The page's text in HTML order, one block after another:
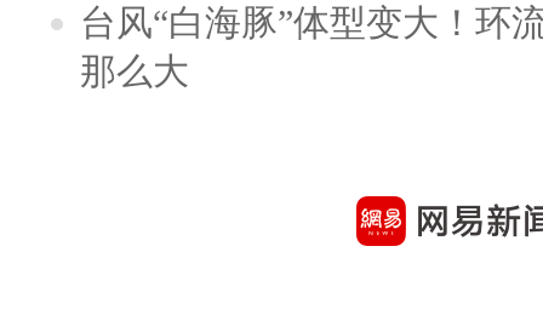
台风“白海豚”体型变大！环
那么大